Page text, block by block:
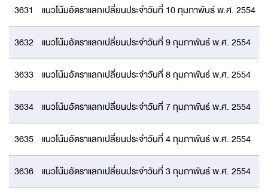
3631 แนวโน้มอัตราแลกเปลี่ยนประจำวันที่ 10 กุมภาพันธ์ พ.ศ. 2554
3632 แนวโน้มอัตราแลกเปลี่ยนประจำวันที่ 9 กุมภาพันธ์ พ.ศ. 2554
3633 แนวโน้มอัตราแลกเปลี่ยนประจำวันที่ 8 กุมภาพันธ์ พ.ศ. 2554
3634 แนวโน้มอัตราแลกเปลี่ยนประจำวันที่ 7 กุมภาพันธ์ พ.ศ. 2554
3635 แนวโน้มอัตราแลกเปลี่ยนประจำวันที่ 4 กุมภาพันธ์ พ.ศ. 2554
3636 แนวโน้มอัตราแลกเปลี่ยนประจำวันที่ 3 กุมภาพันธ์ พ.ศ. 2554